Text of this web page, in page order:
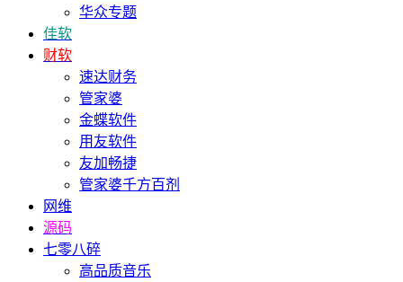
华众专题
佳软
财软
速达财务
管家婆
金蝶软件
用友软件
友加畅捷
管家婆千方百剂
网维
源码
七零八碎
高品质音乐